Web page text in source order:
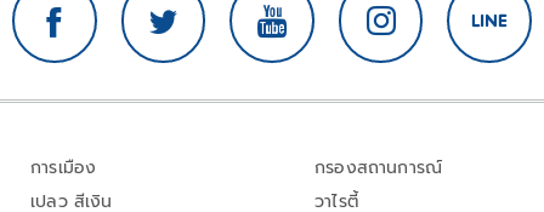
การเมือง
เปลว สีเงิน
กรองสถานการณ์
วาไรตี้